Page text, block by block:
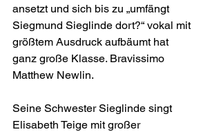
ansetzt und sich bis zu „umfängt
Siegmund Sieglinde dort?“ vokal mit
größtem Ausdruck aufbäumt hat
ganz große Klasse. Bravissimo
Matthew Newlin.
Seine Schwester Sieglinde singt
Elisabeth Teige mit großer